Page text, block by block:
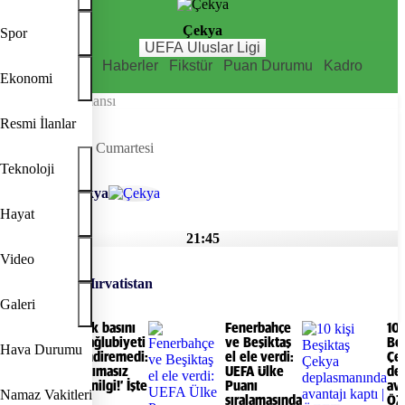
Spor
Ekonomi
Resmi İlanlar
Teknoloji
Hayat
Video
Galeri
Hava Durumu
Namaz Vakitleri
Çekya
UEFA Uluslar Ligi
Haberler Fikstür Puan Durumu
Kadro
İstatistikler
Takım Performansı
Sonraki Maç
26 Eylül 2026, Cumartesi
Çekya
21:45
Hırvatistan
Çek basını
mağlubiyeti
sindiremedi:
‘Acımasız
yenilgi!’ İşte
o
Fenerbahçe
ve Beşiktaş
el ele verdi:
UEFA Ülke
Puanı
sıralamasında
10